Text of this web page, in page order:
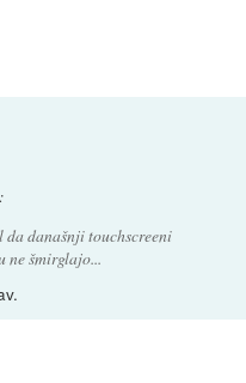
:
današnji touchscreeni
ne šmirglajo...